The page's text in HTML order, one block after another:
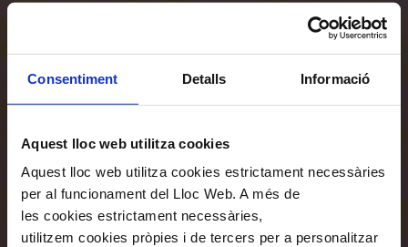
Consentiment Detalls Informació
Aquest lloc web utilitza cookies
Aquest lloc web utilitza cookies estrictament necessàries
per al funcionament del Lloc Web. A més de
les cookies estrictament necessàries,
utilitzem cookies pròpies i de tercers per a personalitzar